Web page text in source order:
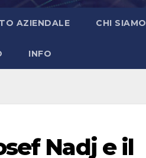
AZIENDALE CHI SIAMO
INFO
Nadj e il